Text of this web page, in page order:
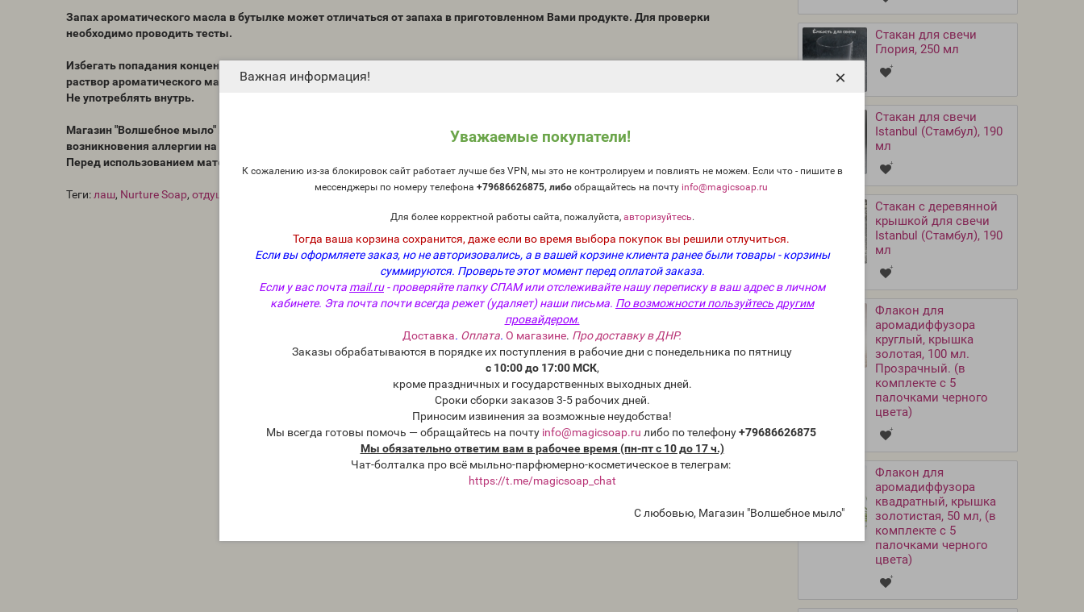
Важная информация!
Уважаемые покупатели!
К сожалению из-за блокировок сайт работает лучше без VPN, мы это не контролируем и повлиять не можем. Если что - пишите в
мессенджеры по номеру телефона +79686626875, либо обращайтесь на почту info@magicsoap.ru
Для более корректной работы сайта, пожалуйста, авторизуйтесь.
Тогда ваша корзина сохранится, даже если во время выбора покупок вы решили отлучиться.
Если вы оформляете заказ, но не авторизовались, а в вашей корзине клиента ранее были товары - корзины
суммируются. Проверьте этот момент перед оплатой заказа.
Если у вас почта mail.ru- проверяйте папку СПАМ или отслеживайте нашу переписку в ваш адрес в личном
кабинете. Эта почта почти всегда режет (удаляет) наши письма. По возможности пользуйтесь другим
провайдером.
Доставка. Оплата. О магазине. Про доставку в ДНР.
Заказы обрабатываются в порядке их поступления в рабочие дни с понедельника по пятницу
с 10:00 до 17:00 МСК,
кроме праздничных и государственных выходных дней.
Сроки сборки заказов 3-5 рабочих дней.
Приносим извинения за возможные неудобства!
Мы всегда готовы помочь — обращайтесь на почту info@magicsoap.ru либо по телефону+79686626875
Мы обязательно ответим вам в рабочее время (пн-пт с 10 до 17 ч.)
Чат-болталка про всё мыльно-парфюмерно-косметическое в телеграм:
https://t.me/magicsoap_chat
С любовью, Магазин "Волшебное мыло"
×
Запах ароматического масла в бутылке может отличаться от запаха в приготовленном Вами продукте. Для проверки
необходимо проводить тесты.
Избегать попадания концентрированного ароматического масла на кожу, для теста на реакцию кожи необходимо использовать
раствор ароматического масла (в другом масле).
Не употреблять внутрь.
Магазин "Волшебное мыло" Magicsoap.ru/shop не несёт ответственности за любые случаи индивидуальной непереносимости или
возникновения аллергии на конечные продукты, приготовленные вами из наших материалов.
Перед использованием материалов всегда проводите личные тесты на индивидуальную непереносимость.
Теги: лаш, Nurture Soap,отдушка США
Стакан для свечи
Глория, 250 мл
Стакан для свечи
Istanbul (Стамбул), 190
мл
Стакан с деревянной
крышкой для свечи
Istanbul (Стамбул), 190
мл
Флакон для
аромадиффузора
круглый, крышка
золотая, 100 мл.
Прозрачный. (в
комплекте с 5
палочками черного
цвета)
Флакон для
аромадиффузора
квадратный, крышка
золотистая, 50 мл, (в
комплекте с 5
палочками черного
цвета)